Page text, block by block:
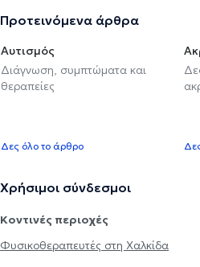
Προτεινόμενα άρθρα
Αυτισμός
Διάγνωση, συμπτώματα και
θεραπείες
Δες όλο το άρθρο
Χρήσιμοι σύνδεσμοι
Κοντινές περιοχές
Φυσικοθεραπευτές στη Χαλκίδα